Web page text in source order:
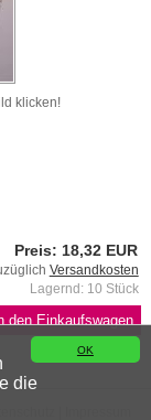
OK
die
klicken!
Preis: 18,32 EUR
Versandkosten
Lagernd: 10 Stück